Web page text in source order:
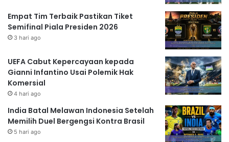
Empat Tim Terbaik Pastikan Tiket
Semifinal Piala Presiden 2026
3 hari ago
UEFA Cabut Kepercayaan kepada
Gianni Infantino Usai Polemik Hak
Komersial
4 hari ago
India Batal Melawan Indonesia Setelah
Memilih Duel Bergengsi Kontra Brasil
5 hari ago